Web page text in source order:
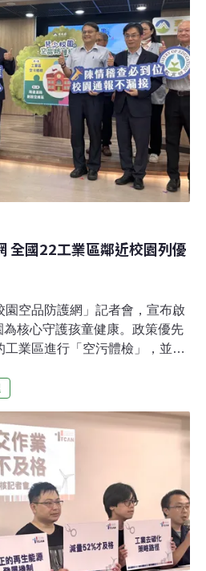
拔不超過1000公尺；白線斑蚊
公尺以上，顯示其有逐漸往高
研究院團隊於2024年建立「埃
握斑蚊可能北移或擴散跡象。
誘卵桶與陽性容器中發現埃及
查，掃網捕獲一隻雄蚊與一隻
及斑蚊拓殖跡象。該計畫為環境
全國22工業區鄰近校園列優
園空品防護網」記者會，宣布啟
核心守護孩童健康。政策優先
業區進行「空污體檢」，並在
制，快速處理污染事件，並推
境部著手面對長久以來工業區
問題，並提出五大訴求，包括
」的監測數據與分析報告、參
園的工業區設置圍籬監測
，24小時監測有害空污，以及盡
氣污染物排放標準》修法，納
22處「重點關注」工業區空污體
，空污威脅學童健康。環境部